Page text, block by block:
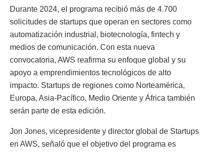
Durante 2024, el programa recibió más de 4.700
solicitudes de startups que operan en sectores como
automatización industrial, biotecnología, fintech y
medios de comunicación. Con esta nueva
convocatoria, AWS reafirma su enfoque global y su
apoyo a emprendimientos tecnológicos de alto
impacto. Startups de regiones como Norteamérica,
Europa, Asia-Pacífico, Medio Oriente y África también
serán parte de esta edición.
Jon Jones, vicepresidente y director global de Startups
en AWS, señaló que el objetivo del programa es